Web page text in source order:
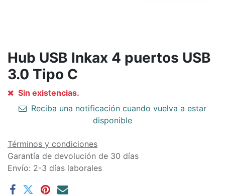
Hub USB Inkax 4 puertos USB
3.0 Tipo C
Sin existencias.
Reciba una notificación cuando vuelva a estar
disponible
Términos y condiciones
Garantía de devolución de 30 días
Envío: 2-3 días laborales